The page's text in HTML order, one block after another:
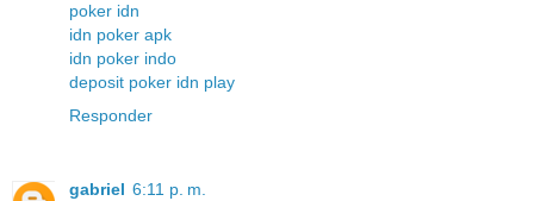
poker idn
idn poker apk
idn poker indo
deposit poker idn play
Responder
gabriel 6:11 p. m.